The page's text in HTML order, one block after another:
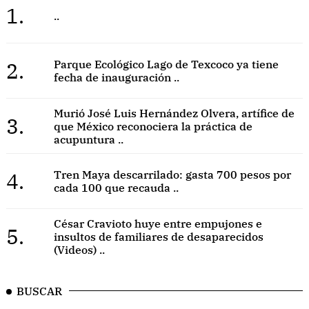
1. ..
2.
Parque Ecológico Lago de Texcoco ya tiene
fecha de inauguración ..
3.
Murió José Luis Hernández Olvera, artífice de
que México reconociera la práctica de
acupuntura ..
4.
Tren Maya descarrilado: gasta 700 pesos por
cada 100 que recauda ..
5.
César Cravioto huye entre empujones e
insultos de familiares de desaparecidos
(Videos) ..
BUSCAR